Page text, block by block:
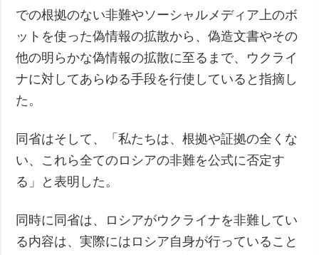
での根拠のない非難やソーシャルメディア上のボ
ットを使った偽情報の拡散から、偽造文書やその
他の明らかな偽情報の拡散に至るまで、ウクライ
ナに対してあらゆる手段を行使していると指摘し
た。
同省はそして、「私たちは、根拠や証拠の全くな
い、これら全てのロシアの非難を公式に否定す
る」と表明した。
同時に同省は、ロシアがウクライナを非難してい
る内容は、実際にはロシア自身が行っていること